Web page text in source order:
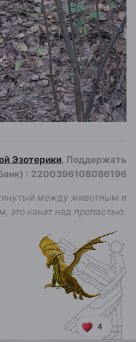
4
Эзотерики, Поддержать
: 2200396108086196
между животным и
это канат над пропастью.